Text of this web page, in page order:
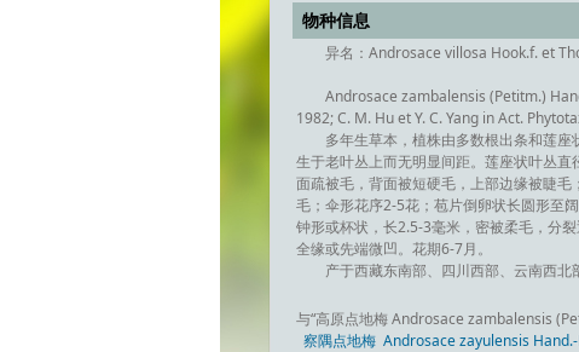
物种信息
异名：Androsace villosa Hook.f. et
Androsace zambalensis (Petitm.)
1982; C. M. Hu et Y. C. Yang in Act.
多年生草本，植株由多数根出条和莲
生于老叶丛上而无明显间距。莲座状叶丛
面疏被毛，背面被短硬毛，上部边缘被睫
毛；伞形花序2-5花；苞片倒卵状长圆形至
钟形或杯状，长2.5-3毫米，密被柔毛，分
全缘或先端微凹。花期6-7月。
产于西藏东南部、四川西部、云南西
与“高原点地梅 Androsace zambalensis
察隅点地梅 Androsace zayulensis